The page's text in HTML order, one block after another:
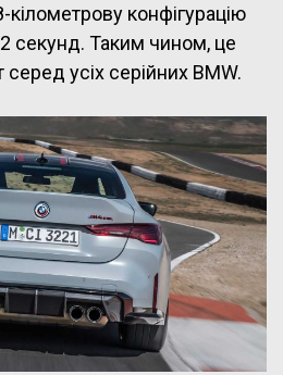
конфігурацію
секунд. Таким чином, це
усіх серійних BMW.